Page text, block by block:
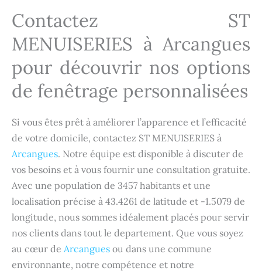
Contactez ST
MENUISERIES àArcangues
pour découvrir nos options
de fenêtrage personnalisées
Si vous êtes prêt à améliorer l’apparence et l’efficacité
de votre domicile, contactez ST MENUISERIES à
Arcangues. Notre équipe est disponible à discuter de
vos besoins et à vous fournir une consultation gratuite.
Avec une population de 3457 habitants et une
localisation précise à 43.4261 de latitude et -1.5079 de
longitude, nous sommes idéalement placés pour servir
nos clients dans tout le departement. Que vous soyez
au cœur de Arcangues ou dans une commune
environnante, notre compétence et notre